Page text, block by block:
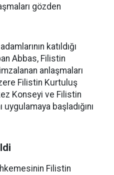
gözden
katıldığı
Abbas, Filistin
anlaşmaları
Filistin Kurtuluş
Konseyi ve Filistin
başladığını
Filistin